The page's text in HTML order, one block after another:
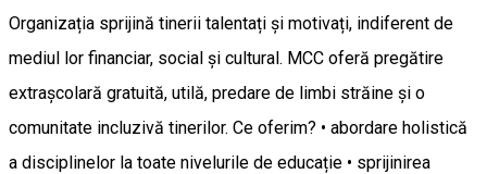
Organizația sprijină tinerii talentați și motivați, indiferent de
mediul lor financiar, social și cultural. MCC oferă pregătire
extrașcolară gratuită, utilă, predare de limbi străine și o
comunitate incluzivă tinerilor. Ce oferim? • abordare holistică
a disciplinelor la toate nivelurile de educație • sprijinirea